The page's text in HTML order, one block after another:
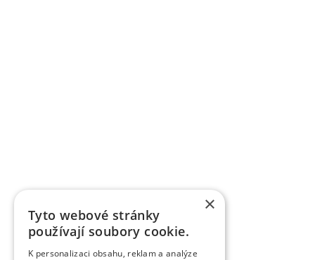
×
Tyto webové stránky
používají soubory cookie.
K personalizaci obsahu, reklam a analýze